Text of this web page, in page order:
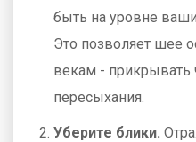
быть на уровне
Это позволяет шее
векам - прикрывать
пересыхания.
Уберите блики.